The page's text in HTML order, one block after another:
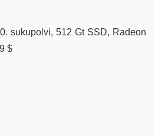
sukupolvi, 512 Gt SSD, Radeon
$